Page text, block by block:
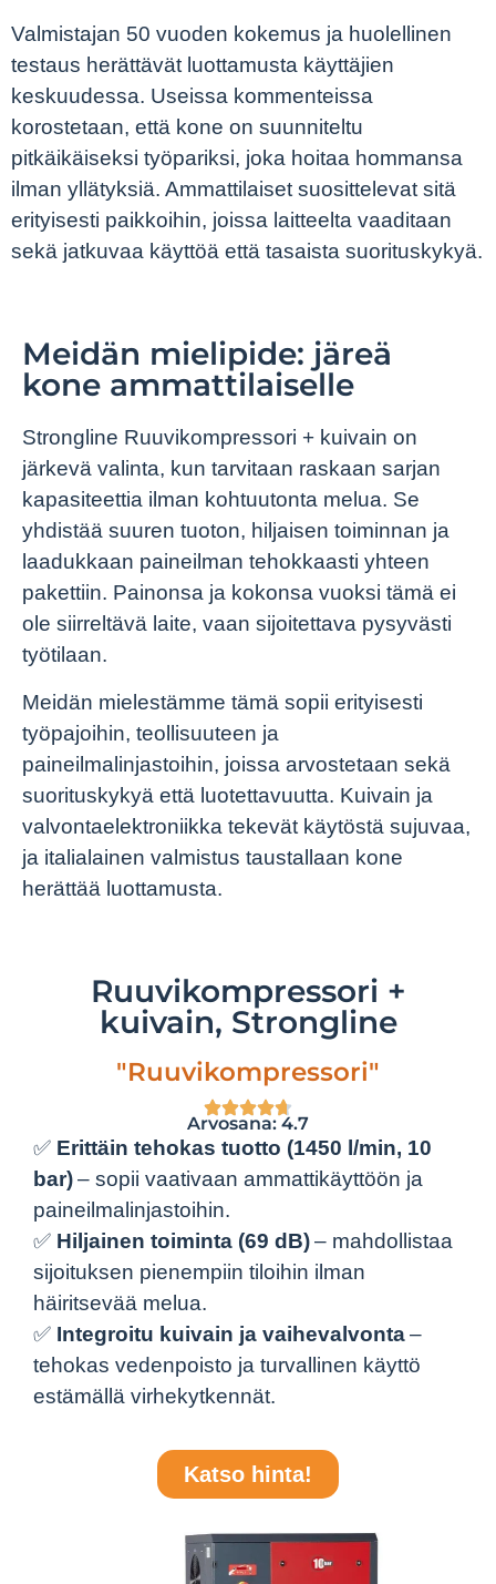
Valmistajan 50 vuoden kokemus ja huolellinen
testaus herättävät luottamusta käyttäjien
keskuudessa. Useissa kommenteissa
korostetaan, että kone on suunniteltu
pitkäikäiseksi työpariksi, joka hoitaa hommansa
ilman yllätyksiä. Ammattilaiset suosittelevat sitä
erityisesti paikkoihin, joissa laitteelta vaaditaan
sekä jatkuvaa käyttöä että tasaista suorituskykyä.
Meidän mielipide: järeä
kone ammattilaiselle
Strongline Ruuvikompressori + kuivain on
järkevä valinta, kun tarvitaan raskaan sarjan
kapasiteettia ilman kohtuutonta melua. Se
yhdistää suuren tuoton, hiljaisen toiminnan ja
laadukkaan paineilman tehokkaasti yhteen
pakettiin. Painonsa ja kokonsa vuoksi tämä ei
ole siirreltävä laite, vaan sijoitettava pysyvästi
työtilaan.
Meidän mielestämme tämä sopii erityisesti
työpajoihin, teollisuuteen ja
paineilmalinjastoihin, joissa arvostetaan sekä
suorituskykyä että luotettavuutta. Kuivain ja
valvontaelektroniikka tekevät käytöstä sujuvaa,
ja italialainen valmistus taustallaan kone
herättää luottamusta.
Ruuvikompressori +
kuivain, Strongline
"Ruuvikompressori"
Arvosana: 4.7
✅ Erittäin tehokas tuotto (1450 l/min, 10
bar)– sopii vaativaan ammattikäyttöön ja
paineilmalinjastoihin.
✅ Hiljainen toiminta (69 dB)– mahdollistaa
sijoituksen pienempiin tiloihin ilman
häiritsevää melua.
✅ Integroitu kuivain ja vaihevalvonta–
tehokas vedenpoisto ja turvallinen käyttö
estämällä virhekytkennät.
Katso hinta!